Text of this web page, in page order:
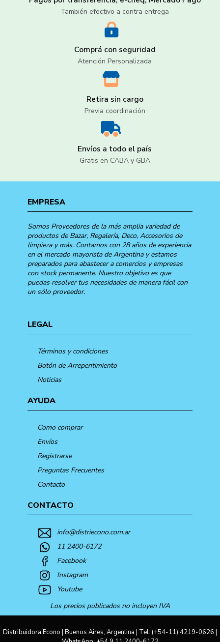
También efectivo a contra entrega
Comprá con seguridad
Atención Personalizada
Retira sin cargo
Previa coordinación
Envíos a todo el país
Gratis en CABA y GBA
EMPRESA
Somos Proveedores de la más amplia variedad de
productos de Bazar, Regalería, Deco, Accesorios de
limpieza y más. Contamos con 28 años de experiencia
en el mercado mayorista de Argentina y estamos
preparados para abastecer a comercios y empresas
con stock permanente. Nuestro objetivo es que
puedas resolver tus necesidades de manera fácil con
un sólo proveedor.
LEGAL
Términos y condiciones
Botón de Arrepentimiento
Noticias
AYUDA
Como comprar
Envíos
Registrarse
Preguntas Frecuentes
Contacto
CONTACTO
info@distriecono.com.ar
11 2400-6172
Facebook
Instagram
Youtube
Los precios publicados no incluyen IVA
Distribuidora Econo | Buenos Aires, Argentina | Tel: (+54-11) 4219-0626 |